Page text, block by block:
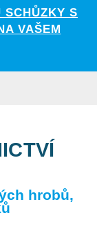
SCHŮZKY S
VAŠEM
hrobů,